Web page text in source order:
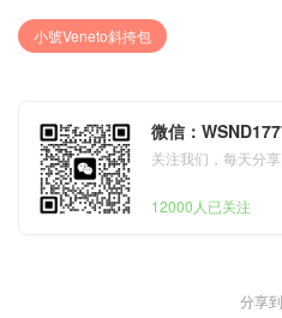
小號Veneto斜挎包
微信：
关注我们，每天分
12000人已关注
分享到